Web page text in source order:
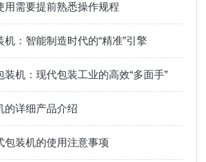
用需要提前熟悉操作规程
：智能制造时代的“精准”引擎
装机：现代包装工业的高效“多面手”
的详细产品介绍
包装机的使用注意事项